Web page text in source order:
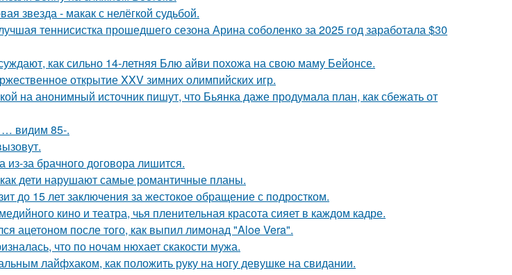
звезда - макак с нелёгкой судьбой.
теннисистка прошедшего сезона Арина соболенко за 2025 год заработала $30
как сильно 14-летняя Блю айви похожа на свою маму Бейонсе.
открытие XXV зимних олимпийских игр.
на анонимный источник пишут, что Бьянка даже продумала план, как сбежать от
… видим 85-.
за брачного договора лишится.
дети нарушают самые романтичные планы.
до 15 лет заключения за жестокое обращение с подростком.
кино и театра, чья пленительная красота сияет в каждом кадре.
ацетоном после того, как выпил лимонад "Aloe Vera".
что по ночам нюхает скакости мужа.
лайфхаком, как положить руку на ногу девушке на свидании.